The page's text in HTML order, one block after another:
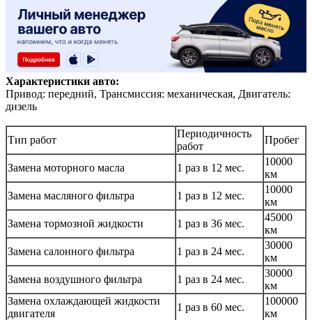
Характеристики авто:
Привод: передний, Трансмиссия: механическая, Двигатель:
дизель
Тип работ
Периодичность
работ
Пробег
Замена моторного масла 1 раз в 12 мес.
10000
км
Замена масляного фильтра
1 раз в 12 мес.
10000
км
Замена тормозной жидкости
1 раз в 36 мес.
45000
км
Замена салонного фильтра
1 раз в 24 мес.
30000
км
Замена воздушного фильтра
1 раз в 24 мес.
30000
км
Замена охлаждающей жидкости
двигателя
1 раз в 60 мес.
100000
км